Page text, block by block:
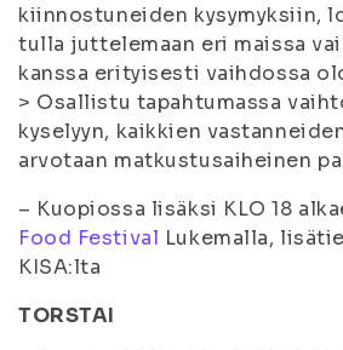
kiinnostuneiden kysymyksiin,
tulla juttelemaan eri maissa
kanssa erityisesti vaihdossa
> Osallistu tapahtumassa
kyselyyn, kaikkien
arvotaan matkustusaiheinen
– Kuopiossa lisäksi KLO 18
Food Festival Lukemalla,
KISA:lta
TORSTAI